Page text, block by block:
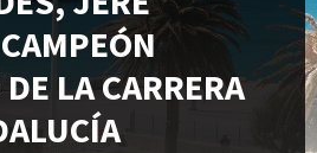
LA CARRERA